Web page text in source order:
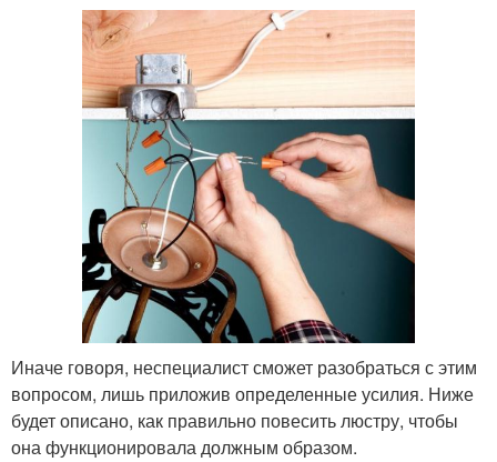
Иначе говоря, неспециалист сможет разобраться с этим
вопросом, лишь приложив определенные усилия. Ниже
будет описано, как правильно повесить люстру, чтобы
она функционировала должным образом.